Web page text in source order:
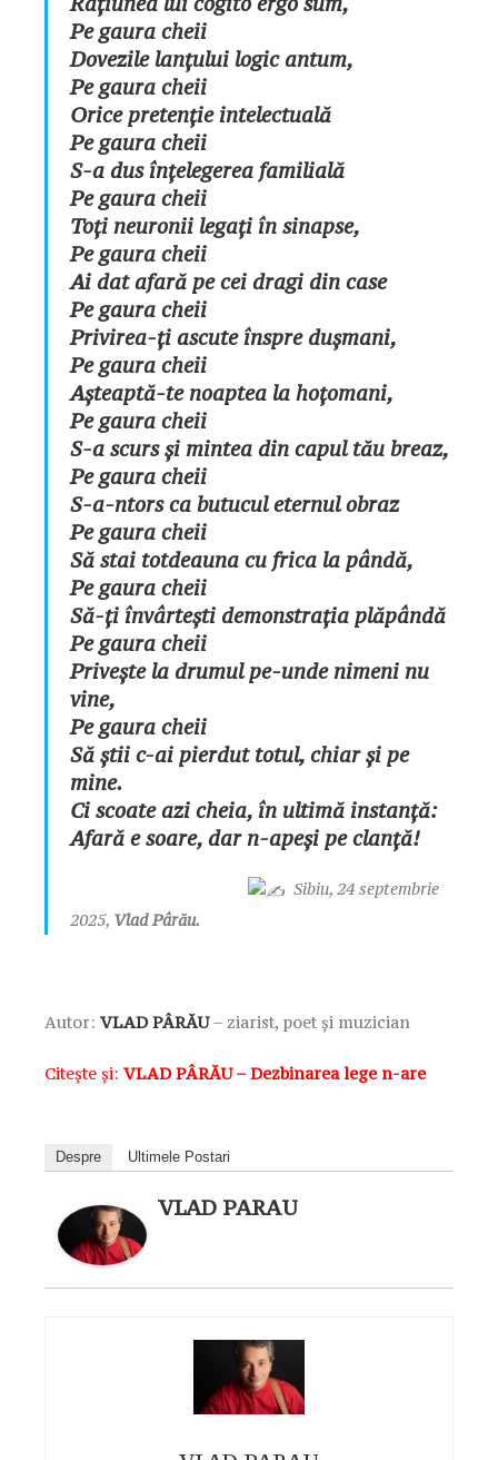
Pe gaura cheii
Dovezile lanțului logic antum,
Pe gaura cheii
Orice pretenție intelectuală
Pe gaura cheii
S-a dus înțelegerea familială
Pe gaura cheii
Toți neuronii legați în sinapse,
Pe gaura cheii
Ai dat afară pe cei dragi din case
Pe gaura cheii
Privirea-ți ascute înspre dușmani,
Pe gaura cheii
Așteaptă-te noaptea la hoțomani,
Pe gaura cheii
S-a scurs și mintea din capul tău breaz,
Pe gaura cheii
S-a-ntors ca butucul eternul obraz
Pe gaura cheii
Să stai totdeauna cu frica la pândă,
Pe gaura cheii
Să-ți învârtești demonstrația plăpândă
Pe gaura cheii
Privește la drumul pe-unde nimeni nu
vine,
Pe gaura cheii
Să știi c-ai pierdut totul, chiar și pe
mine.
Ci scoate azi cheia, în ultimă instanță:
Afară e soare, dar n-apeși pe clanță!
Sibiu, 24 septembrie
2025, Vlad Pârău.
Autor: VLAD PÂRĂU– ziarist, poet și muzician
Citește și: VLAD PÂRĂU – Dezbinarea lege n-are
Despre Ultimele Postari
VLAD PARAU